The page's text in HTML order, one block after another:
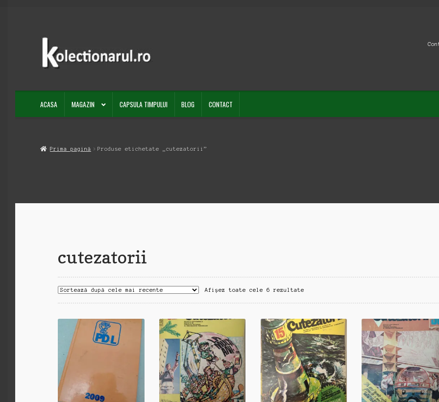
Sari
navigare
Sari
conținut
ACASA MAGAZIN CAPSULA TIMPULUI BLOG CONTACT
Prima pagină Produse etichetate „cutezatorii”
cutezatorii
Afișez toate cele 6 rezultate
recente